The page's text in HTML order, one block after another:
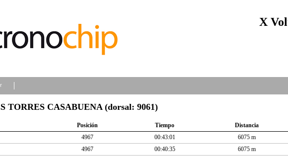
X
TORRES CASABUENA (dorsal: 9061)
Posición Tiempo Distancia
4967 00:43:01 6075 m
4967 00:40:35 6075 m